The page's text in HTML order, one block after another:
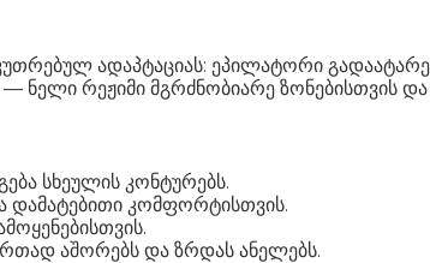
ადაპტაციას: ეპილატორი
ნელი რეჟიმი მგრძნობიარე ზონებისთვის
სხეულის კონტურებს.
დამატებითი კომფორტისთვის.
აშორებს და ზრდას ანელებს.